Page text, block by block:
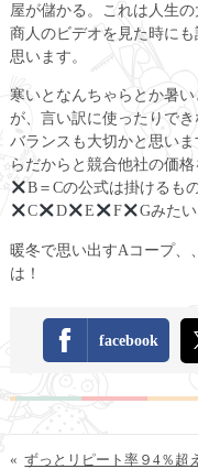
屋が儲かる。これは人生
商人のビデオを見た時に
思います。
寒いとなんちゃらとか暑
が、言い訳に使ったりで
バランスも大切かと思い
らだからと競合他社の価
B＝Cの公式は掛けるも
C
D E F Gみた
暖冬で思い出すAコープ、
は！
facebook
« ずっとリピート率９4％超